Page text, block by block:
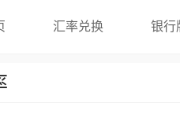
汇率兑换 银行